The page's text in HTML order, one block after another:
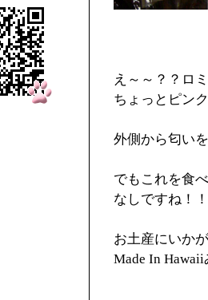
え～～？？ロ
ちょっとピン
外側から匂い
でもこれを食
なしですね！
お土産にいか
Made In